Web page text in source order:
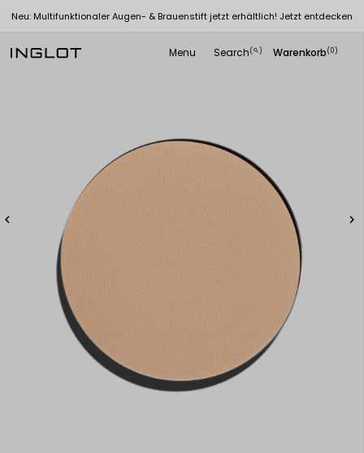
Neu: Multifunktionaler Augen- & Brauenstift jetzt erhältlich! Jetzt entdecken
Menu Search(
search ) Warenkorb(0)
 